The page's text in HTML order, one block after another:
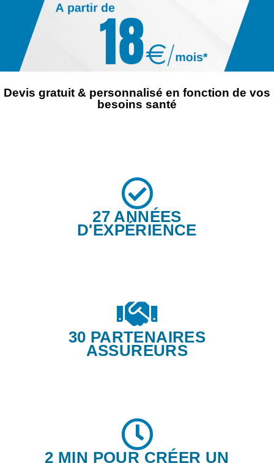
Devis gratuit & personnalisé en fonction de vos
besoins santé
27 ANNÉES
D'EXPÉRIENCE
30 PARTENAIRES
ASSUREURS
2 MIN POUR CRÉER UN